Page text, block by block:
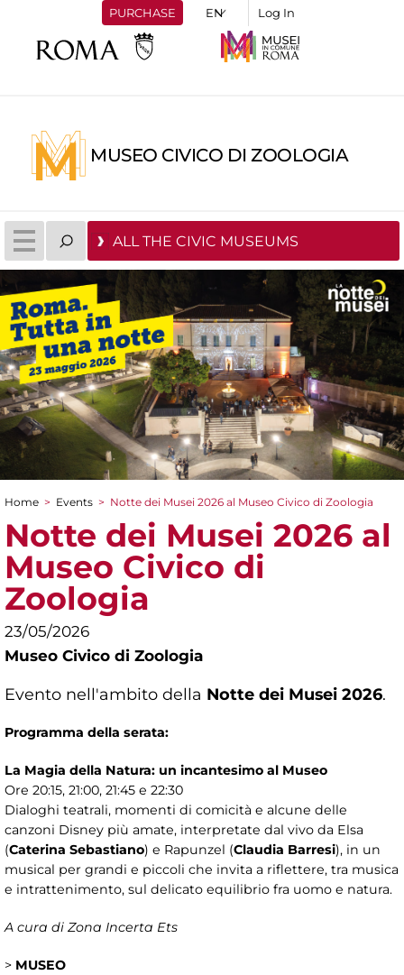
PURCHASE Log In
MUSEO CIVICO DI ZOOLOGIA
ALL THE CIVIC MUSEUMS
You are here
Home > Events > Notte dei Musei 2026 al Museo Civico di Zoologia
Notte dei Musei 2026 al
Museo Civico di
Zoologia
23/05/2026
Museo Civico di Zoologia
Evento nell'ambito della Notte dei Musei 2026.
Programma della serata:
La Magia della Natura: un incantesimo al Museo
Ore 20:15, 21:00, 21:45 e 22:30
Dialoghi teatrali, momenti di comicità e alcune delle
canzoni Disney più amate, interpretate dal vivo da Elsa
(Caterina Sebastiano) e Rapunzel (Claudia Barresi), in un
musical per grandi e piccoli che invita a riflettere, tra musica
e intrattenimento, sul delicato equilibrio fra uomo e natura.
A cura di Zona Incerta Ets
> MUSEO